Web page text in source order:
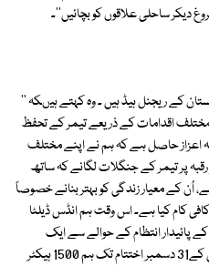
دیکر ساحلی علاقوں کو بچائیں''۔
کے ریجنل ہیڈ ہیں ۔ وہ کہتے ہیںکہ ''
مختلف اقدامات کے ذریعے تیمر کے تحفظ
اعزاز حاصل ہے کہ ہم نے اپنے مختلف
ذریعے تقریباً 10750 ہیکٹر رقبہ پر تیمر کے جنگلات لگانے کہ ساتھ
اُن کے معیار زندگی کو بہتر بنانے خصوصاً
کام کیا ہے۔ اس وقت ہم انڈس ڈیلٹا
کے پائیدار انتظام کے حوالے سے ایک
پراجیکٹ کے اختتامی مراحل میں ہیںجس کے31 دسمبر اختتام تک ہم 1500 ہیکٹر